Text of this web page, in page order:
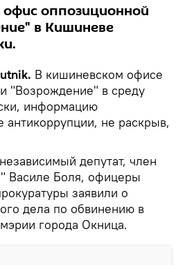
оппозиционной
в Кишиневе
В кишиневском офисе
"Возрождение" в среду
информацию
антикоррупции, не раскрыв,
депутат, член
Василе Боля, офицеры
заявили о
дела по обвинению в
города Окница.